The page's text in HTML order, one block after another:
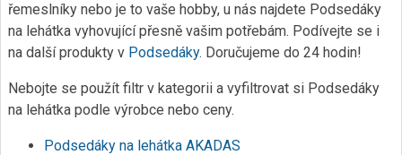
řemeslníky nebo je to vaše hobby, u nás najdete Podsedáky
na lehátka vyhovující přesně vašim potřebám. Podívejte se i
na další produkty v Podsedáky. Doručujeme do 24 hodin!
Nebojte se použít filtr v kategorii a vyfiltrovat si Podsedáky
na lehátka podle výrobce nebo ceny.
Podsedáky na lehátka AKADAS